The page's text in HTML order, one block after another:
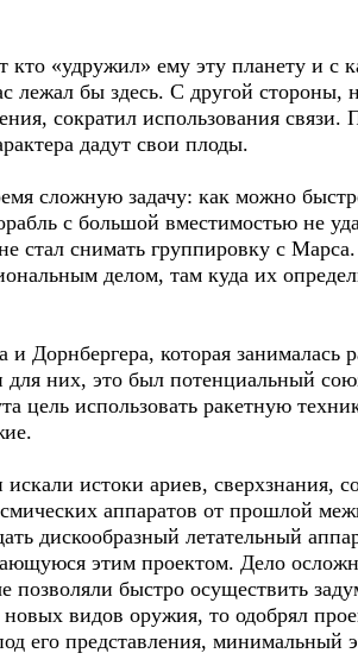
кто «удружил» ему эту планету и с
лежал бы здесь. С другой стороны,
сократил использования связи.
дадут свои плоды.
сложную задачу: как можно
с большой вместимостью не
стал снимать группировку с
делом, там куда их
Дорнбергера, которая занималась
для них, это был потенциальный
цель использовать ракетную
истоки ариев, сверхзнания,
аппаратов от прошлой
дискообразный летательный
этим проектом. Дело
быстро осуществить
видов оружия, то одобрял
его представления, минимальный